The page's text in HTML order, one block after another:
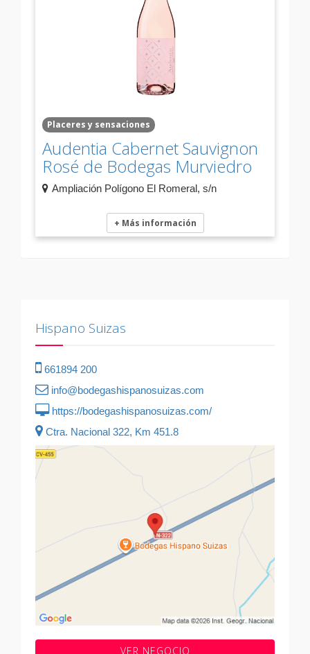
Placeres y sensaciones
Audentia Cabernet Sauvignon
Rosé de Bodegas Murviedro
Ampliación Polígono El Romeral, s/n
+ Más información
Hispano Suizas
661894 200
info@bodegashispanosuizas.com
https://bodegashispanosuizas.com/
Ctra. Nacional 322, Km 451.8
VER NEGOCIO